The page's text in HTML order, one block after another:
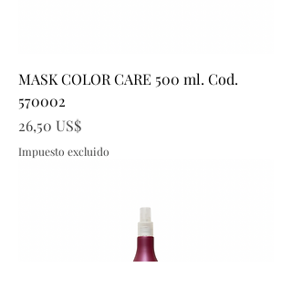
MASK COLOR CARE 500 ml. Cod.
570002
Precio
26,50 US$
Impuesto excluido